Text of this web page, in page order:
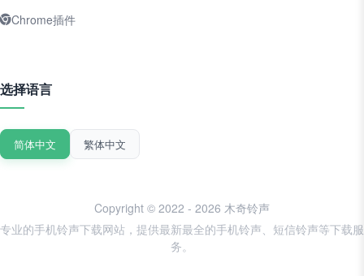
Chrome插件
选择语言
简体中文 繁体中文
Copyright © 2022 - 2026 木奇铃声
专业的手机铃声下载网站，提供最新最全的手机铃声、短信铃声等下载服
务。